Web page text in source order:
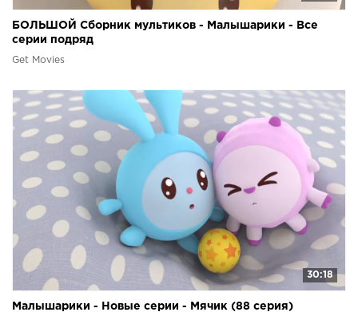
БОЛЬШОЙ Сборник мультиков - Малышарики - Все
серии подряд
Get Movies
30:18
Малышарики - Новые серии - Мячик (88 серия)